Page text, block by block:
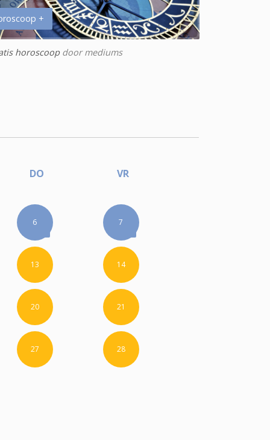
+
horoscoopdoor mediums
DO VR
6 7
13 14
20 21
27 28